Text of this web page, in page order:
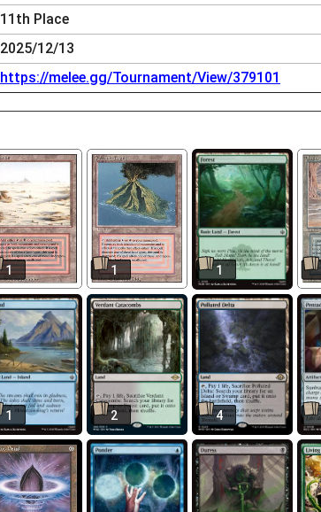
11th Place
2025/12/13
https://melee.gg/Tournament/View/379101
1 1 1
1 2 4